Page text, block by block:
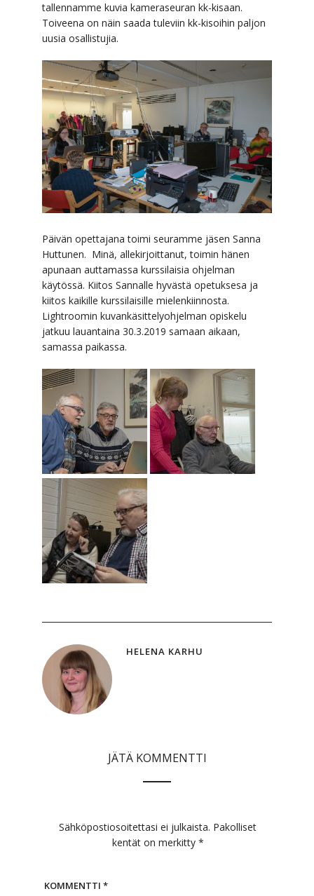
tallennamme kuvia kameraseuran kk-kisaan.
Toiveena on näin saada tuleviin kk-kisoihin paljon
uusia osallistujia.
Päivän opettajana toimi seuramme jäsen Sanna
Huttunen. Minä, allekirjoittanut, toimin hänen
apunaan auttamassa kurssilaisia ohjelman
käytössä. Kiitos Sannalle hyvästä opetuksesa ja
kiitos kaikille kurssilaisille mielenkiinnosta.
Lightroomin kuvankäsittelyohjelman opiskelu
jatkuu lauantaina 30.3.2019 samaan aikaan,
samassa paikassa.
HELENA KARHU
JÄTÄ KOMMENTTI
Sähköpostiosoitettasi ei julkaista. Pakolliset
kentät on merkitty *
KOMMENTTI *